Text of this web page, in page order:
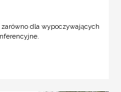
dla wypoczywających